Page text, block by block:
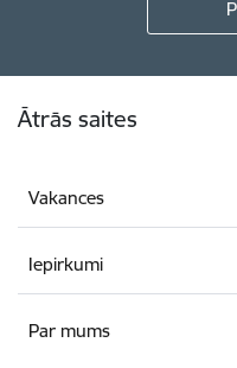
Ātrās saites
Vakances
Iepirkumi
Par mums